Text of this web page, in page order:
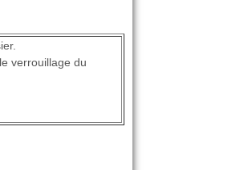
verrouillage du